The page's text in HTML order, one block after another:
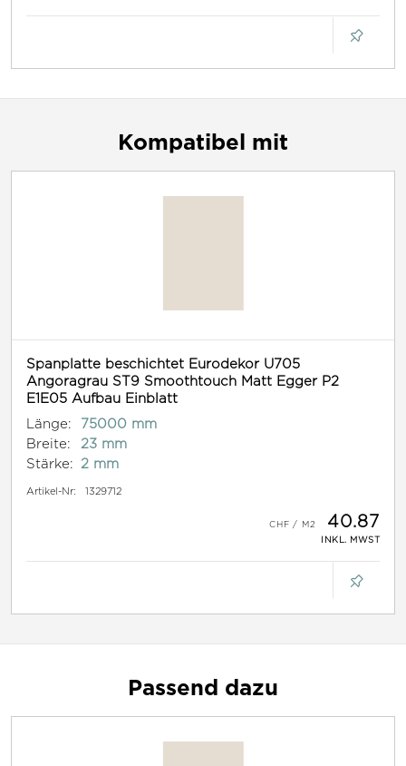
Kompatibel mit
Spanplatte beschichtet Eurodekor U705
Angoragrau ST9 Smoothtouch Matt Egger P2
E1E05 Aufbau Einblatt
Länge:
75000 mm
Breite:
23 mm
Stärke:
2 mm
Artikel-Nr: 1329712
40.87
INKL. MWST
Passend dazu